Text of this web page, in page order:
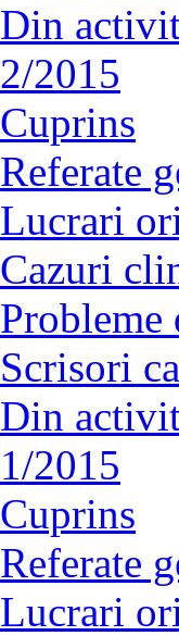
Din
2/2015
Cuprins
Referate
Lucrari
Cazuri
Probleme
Scrisori
Din
1/2015
Cuprins
Referate
Lucrari